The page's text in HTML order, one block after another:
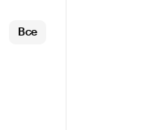
Все